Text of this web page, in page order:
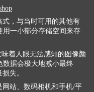
式，与当时可用的其他有
用一小部分存储空间来存
着人眼无法感知的图像颜
据会极大地减小最终
失。
网站、数码相机和手机/平